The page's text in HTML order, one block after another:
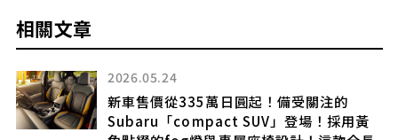
相關文章
2026.05.24
新車售價從335萬日圓起！備受關注的
Subaru「compact SUV」登場！採用黃